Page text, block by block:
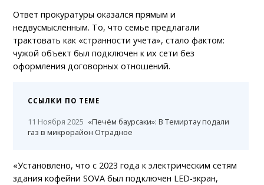
Ответ прокуратуры оказался прямым и
недвусмысленным. То, что семье предлагали
трактовать как «странности учета», стало фактом:
чужой объект был подключен к их сети без
оформления договорных отношений.
ССЫЛКИ ПО ТЕМЕ
11 Ноября 2025 «Печём баурсаки»: В Темиртау подали
газ в микрорайон Отрадное
«Установлено, что с 2023 года к электрическим сетям
здания кофейни SOVA был подключен LED-экран,